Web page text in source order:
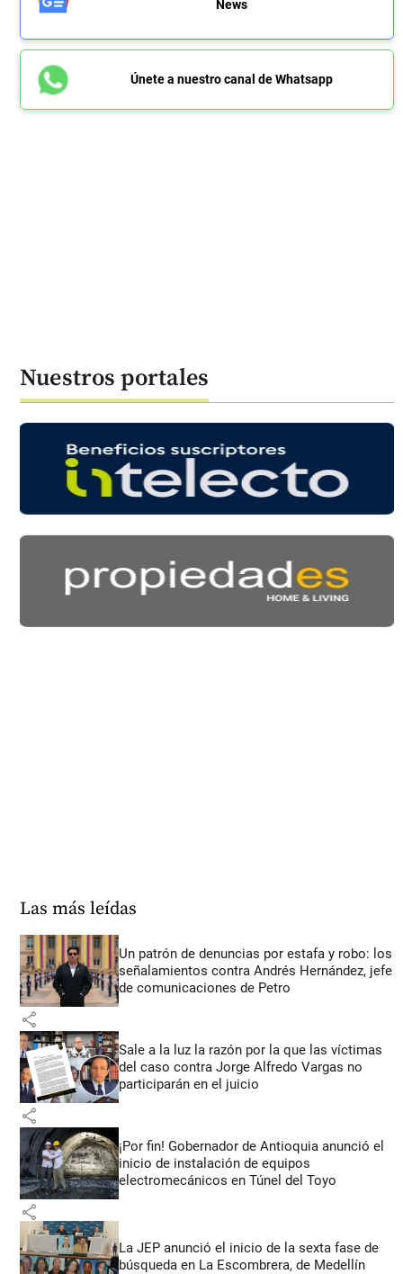
News
Únete a nuestro canal de Whatsapp
Nuestros portales
Las más leídas
Un patrón de denuncias por estafa y robo: los
señalamientos contra Andrés Hernández, jefe
de comunicaciones de Petro
share
Sale a la luz la razón por la que las víctimas
del caso contra Jorge Alfredo Vargas no
participarán en el juicio
share
¡Por fin! Gobernador de Antioquia anunció el
inicio de instalación de equipos
electromecánicos en Túnel del Toyo
share
La JEP anunció el inicio de la sexta fase de
búsqueda en La Escombrera, de Medellín